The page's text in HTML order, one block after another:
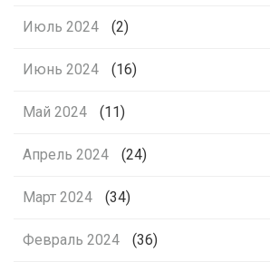
Июль 2024 (2)
Июнь 2024 (16)
Май 2024 (11)
Апрель 2024 (24)
Март 2024 (34)
Февраль 2024 (36)